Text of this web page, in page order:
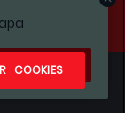
COOKIES